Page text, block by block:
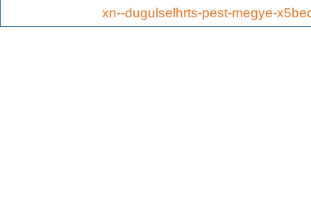
xn--dugulselhrts-pest-megye-